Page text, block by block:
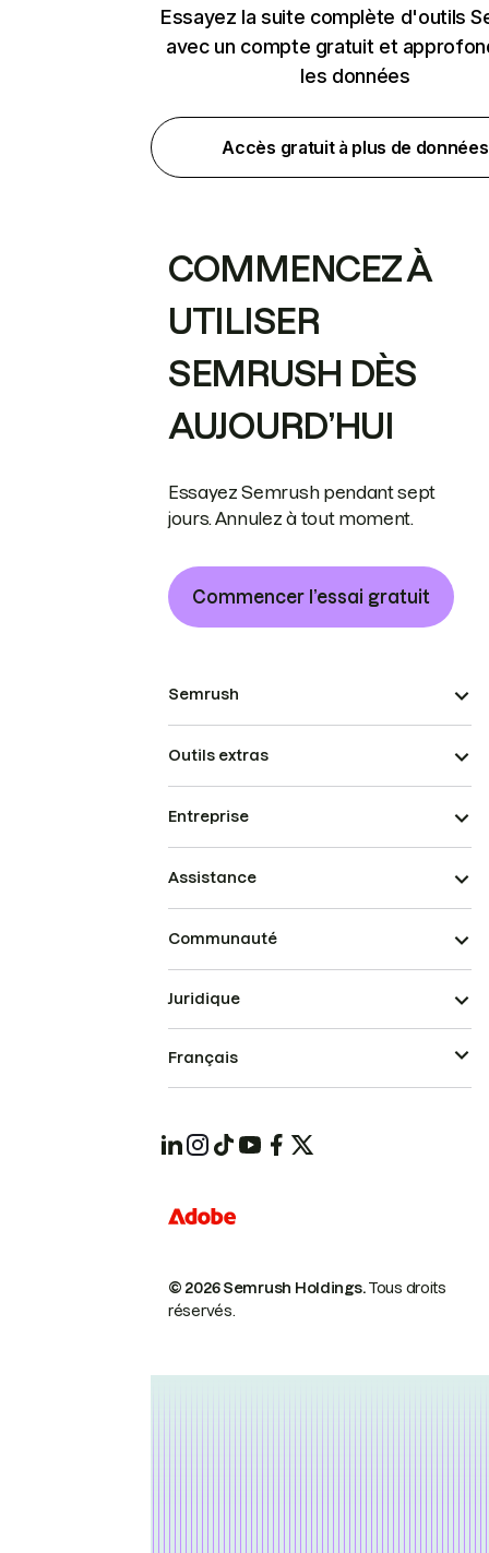
Essayez la suite complète d'outils
avec un compte gratuit et
les données
Accès gratuit à plus de données
COMMENCEZ À
UTILISER
SEMRUSH DÈS
AUJOURD’HUI
Essayez Semrush pendant sept
jours. Annulez à tout moment.
Commencer l’essai gratuit
Semrush
Outils extras
Entreprise
Assistance
Communauté
© 2026 Semrush Holdings.Tous droits
réservés.
Juridique
Français